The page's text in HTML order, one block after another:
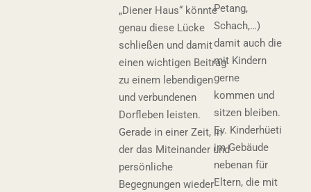
„Diener Haus“ könnte
genau diese Lücke
schließen und damit
einen wichtigen Beitrag
zu einem lebendigen
und verbundenen
Dorfleben leisten.
Gerade in einer Zeit, in
der das Miteinander und
persönliche
Begegnungen wieder
Petang,
Schach,…)
damit auch die
mit Kindern
gerne
kommen und
sitzen bleiben.
Ev. Kinderhüeti
im Gebäude
nebenan für
Eltern, die mit